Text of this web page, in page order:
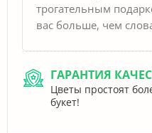
трогательным
вас больше, чем
ГАРАНТИЯ
Цветы простоят
букет!